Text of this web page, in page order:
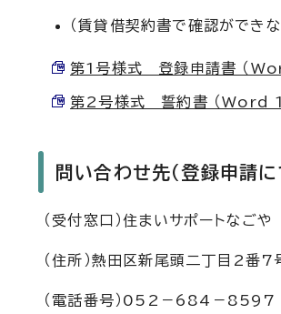
（賃貸借契約書で確認ができ
第1号様式 登録申請書 （
第2号様式 誓約書 （Word
問い合わせ先（登録申請に
（受付窓口）住まいサポートなごや
（住所）熱田区新尾頭二丁目2番7
（電話番号）052－684－8597